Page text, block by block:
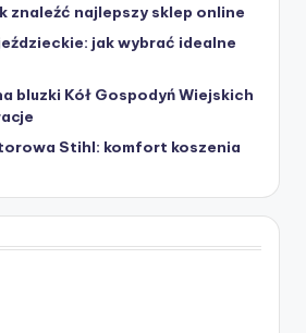
znaleźć najlepszy sklep online
jak wybrać idealne
bluzki Kół Gospodyń Wiejskich
Stihl: komfort koszenia